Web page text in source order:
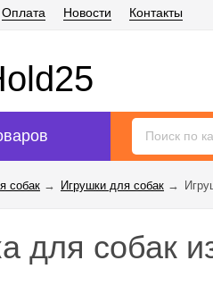
Оплата Новости Контакты
собак → Игрушки для собак →
для собак